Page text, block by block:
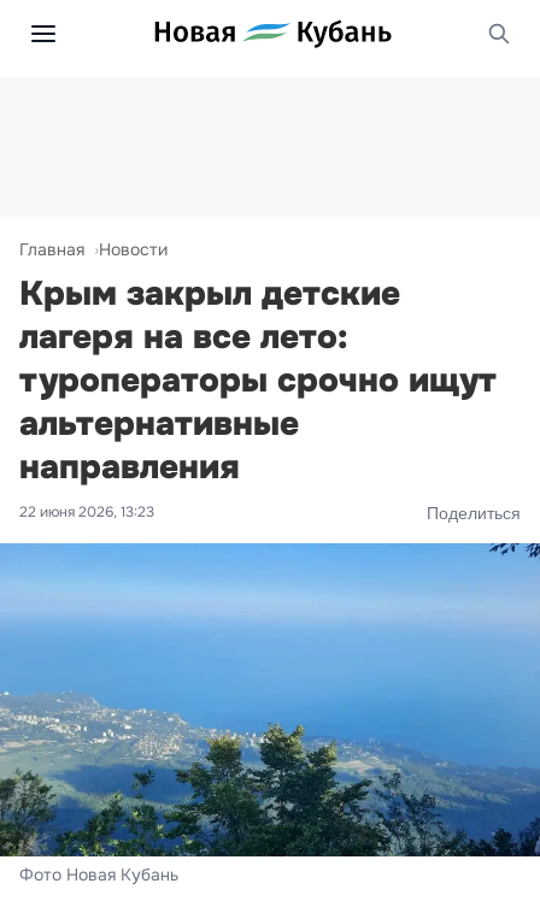
Главная Новости
Крым закрыл детские
лагеря на все лето:
туроператоры срочно ищут
альтернативные
направления
22 июня 2026, 13:23 Поделиться
Фото Новая Кубань